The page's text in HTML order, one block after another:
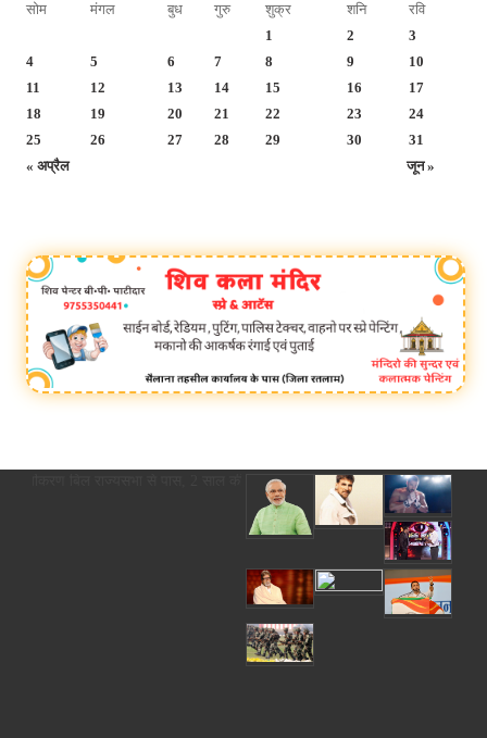
सोम
मंगल बुध गुरु शुक्र शनि रवि
« अप्रैल जून »
1 2
3
4
5 6 7 8 9
10
11
12 13 14 15 16
17
18
19 20 21 22 23
24
25
26 27 28 29 30 31
बिल राज्यसभा से पास, 2 साल की देरी पर अब कोर्ट के आदेश से ही होगा